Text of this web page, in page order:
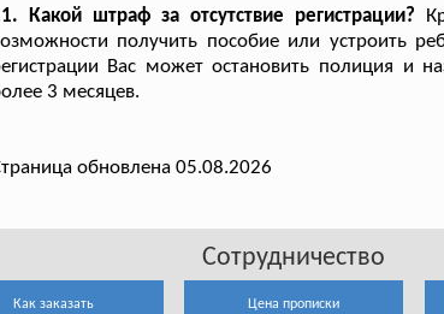
Какой штраф за отсутствие регистрации?
получить пособие или устроить
Вас может остановить полиция и
3 месяцев.
обновлена 05.08.2026
Сотрудничество
Как заказать Цена прописки